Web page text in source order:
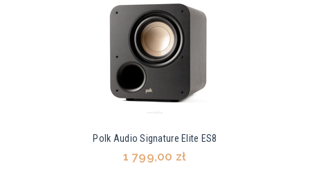
Polk Audio Signature Elite ES8
1 799,00 zł